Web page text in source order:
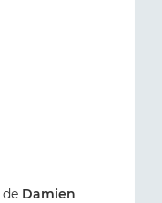
de Damien